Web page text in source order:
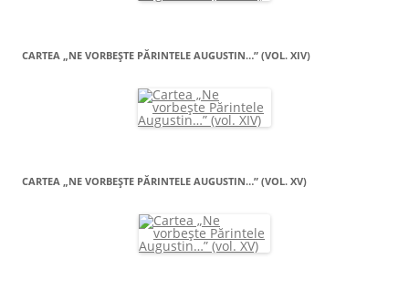
CARTEA „NE VORBEŞTE PĂRINTELE AUGUSTIN…” (VOL. XIV)
CARTEA „NE VORBEŞTE PĂRINTELE AUGUSTIN…” (VOL. XV)